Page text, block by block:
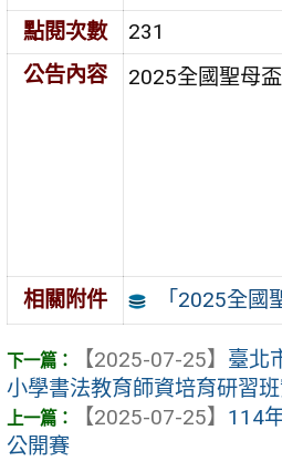
點閱次數
231
公告內容
2025全國聖母
相關附件 「2025全國
【2025-07-25】 臺北
小學書法教育師資培育研習
【2025-07-25】 114
公開賽